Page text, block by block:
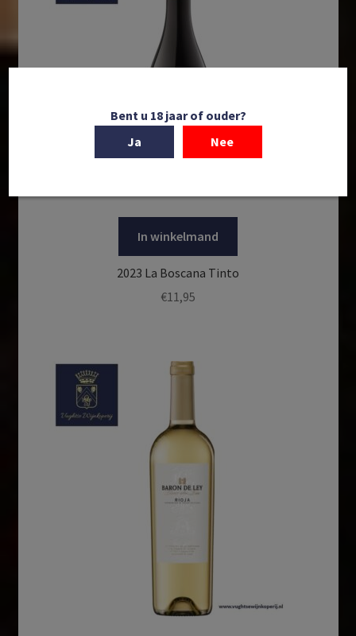
In winkelmand
2023 La Boscana Tinto
€11,95
Bent u 18 jaar of ouder?
Ja
Nee